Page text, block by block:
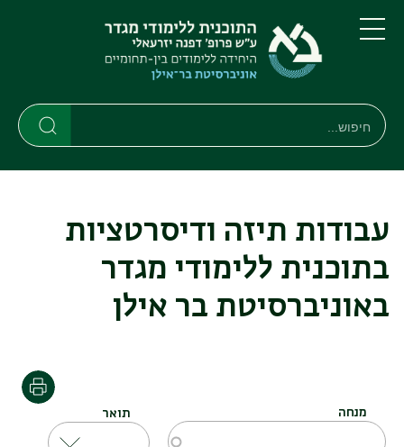
לתוכן
העיקרי
לתפריט
ניווט
ראשי
חיפוש
חיפוש
עבודות תיזה ודיסרטציות
בתוכנית ללימודי מגדר
באוניברסיטת בר אילן
מנחה תואר